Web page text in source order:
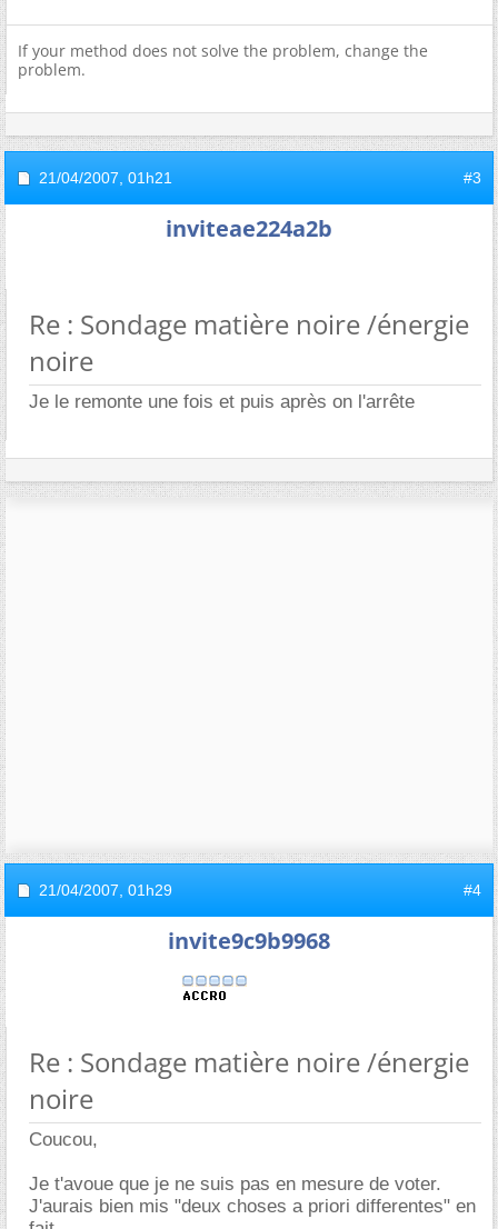
If your method does not solve the problem, change the
problem.
21/04/2007, 01h21 #3
inviteae224a2b
Re : Sondage matière noire /énergie
noire
Je le remonte une fois et puis après on l'arrête
21/04/2007, 01h29 #4
invite9c9b9968
Re : Sondage matière noire /énergie
noire
Coucou,
Je t'avoue que je ne suis pas en mesure de voter.
J'aurais bien mis "deux choses a priori differentes" en